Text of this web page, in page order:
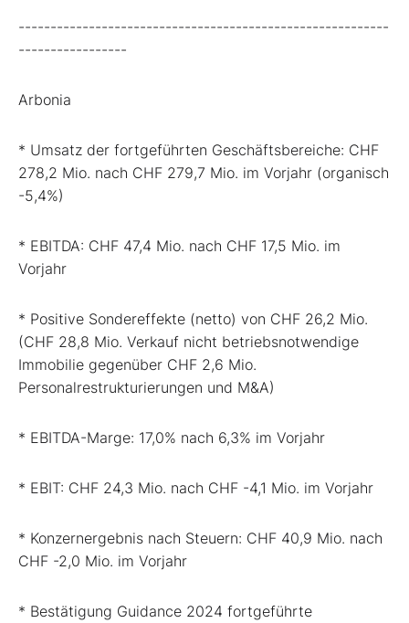
----------------------------------------------------------
-----------------
Arbonia
* Umsatz der fortgeführten Geschäftsbereiche: CHF
278,2 Mio. nach CHF 279,7 Mio. im Vorjahr (organisch
-5,4%)
* EBITDA: CHF 47,4 Mio. nach CHF 17,5 Mio. im
Vorjahr
* Positive Sondereffekte (netto) von CHF 26,2 Mio.
(CHF 28,8 Mio. Verkauf nicht betriebsnotwendige
Immobilie gegenüber CHF 2,6 Mio.
Personalrestrukturierungen und M&A)
* EBITDA-Marge: 17,0% nach 6,3% im Vorjahr
* EBIT: CHF 24,3 Mio. nach CHF -4,1 Mio. im Vorjahr
* Konzernergebnis nach Steuern: CHF 40,9 Mio. nach
CHF -2,0 Mio. im Vorjahr
* Bestätigung Guidance 2024 fortgeführte